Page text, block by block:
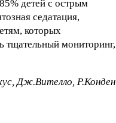
детей с острым
седатация,
которых
тщательный мониторинг,
Дж.Вителло, Р.Конден